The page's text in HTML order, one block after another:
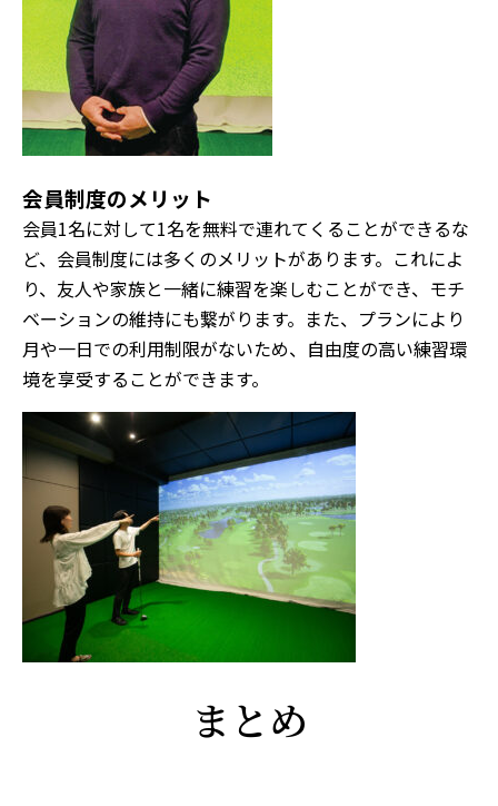
会員制度のメリット
会員1名に対して1名を無料で連れてくることができるな
ど、会員制度には多くのメリットがあります。これによ
り、友人や家族と一緒に練習を楽しむことができ、モチ
ベーションの維持にも繋がります。また、プランにより
月や一日での利用制限がないため、自由度の高い練習環
境を享受することができます。
まとめ